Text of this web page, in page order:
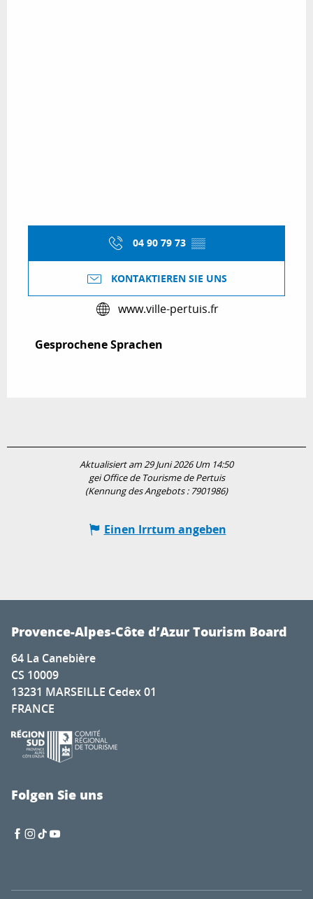
04 90 79 73 ▒▒
KONTAKTIEREN SIE UNS
www.ville-pertuis.fr
Gesprochene Sprachen
Gesprochene Sprachen
Aktualisiert am 29 Juni 2026 Um 14:50
gei Office de Tourisme de Pertuis
(Kennung des Angebots : 7901986)
Einen Irrtum angeben
Provence-Alpes-Côte d’Azur Tourism Board
64 La Canebière
CS 10009
13231 MARSEILLE Cedex 01
FRANCE
Folgen Sie uns